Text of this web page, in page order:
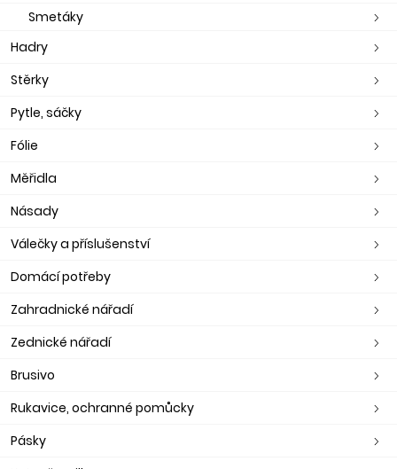
Smetáky
Hadry
Stěrky
Pytle, sáčky
Fólie
Měřidla
Násady
Válečky a příslušenství
Domácí potřeby
Zahradnické nářadí
Zednické nářadí
Brusivo
Rukavice, ochranné pomůcky
Pásky